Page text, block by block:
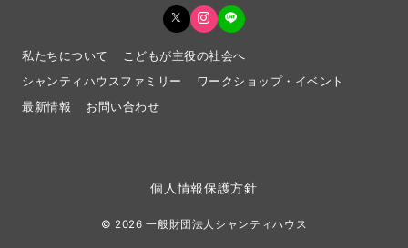
私たちについて
こどもが主役の社会へ
シャンティハウスファミリー
ワークショップ・イベント
最新情報
お問い合わせ
個人情報保護方針
© 2026一般財団法人シャンティハウス